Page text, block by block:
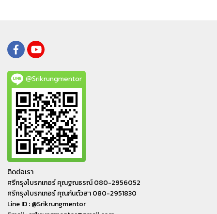
@Srikrungmentor
ติดต่อเรา
ศรีกรุงโบรกเกอร์ คุณฐณธรณ์ 080-2956052
ศรีกรุงโบรกเกอร์ คุณกันต์วสา 080-2951830
Line ID : @Srikrungmentor